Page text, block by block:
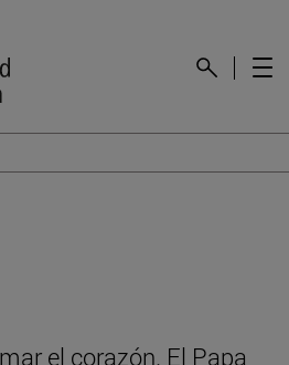
el corazón. El Papa